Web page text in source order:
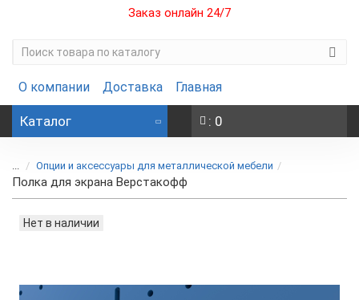
Заказ онлайн 24/7
О компании Доставка Главная
Каталог : 0
... Опции и аксессуары для металлической мебели
Полка для экрана Верстакофф
Нет в наличии